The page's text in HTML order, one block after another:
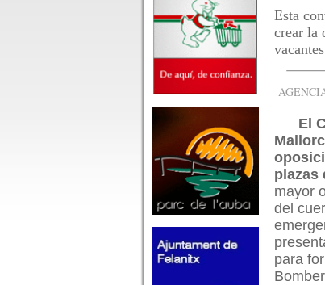
Esta
crear la
vacantes
El
plazas
mayor
del
para